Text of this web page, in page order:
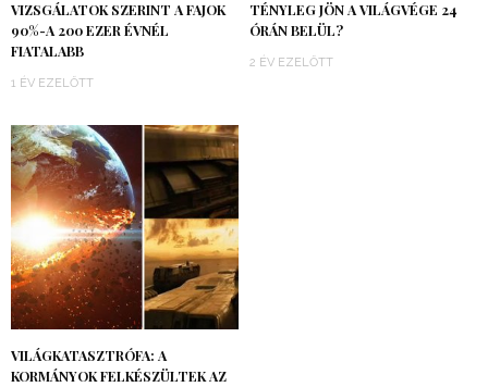
VIZSGÁLATOK SZERINT A FAJOK
90%-A 200 EZER ÉVNÉL
FIATALABB
1 ÉV EZELŐTT
TÉNYLEG JÖN A VILÁGVÉGE 24
ÓRÁN BELÜL?
2 ÉV EZELŐTT
VILÁGKATASZTRÓFA: A
KORMÁNYOK FELKÉSZÜLTEK AZ